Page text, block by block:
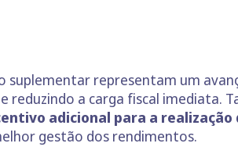
representam um
a carga fiscal imediata.
adicional para a
gestão dos rendimentos.